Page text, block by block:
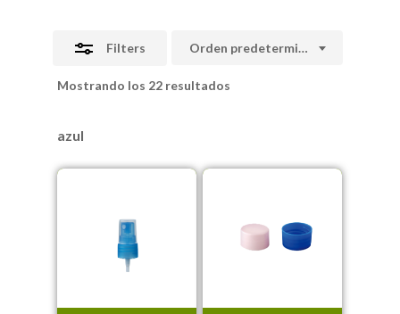
Filters
Mostrando los 22 resultados
Orden predeterminado
azul